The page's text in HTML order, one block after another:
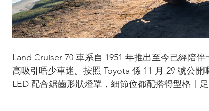
Land Cruiser 70 車系自 1951 年推出至今已經陪
高吸引唔少車迷。按照 Toyota 係 11 月 29 號公
LED 配合鋸齒形狀燈罩，細節位都配搭得型格十足